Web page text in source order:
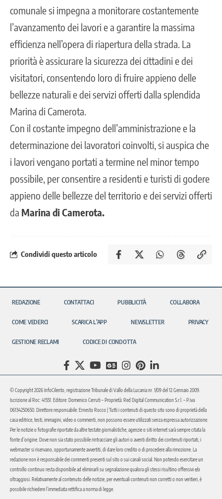
comunale si impegna a monitorare costantemente
l’avanzamento dei lavori e a garantire la massima
efficienza nell’opera di riapertura della strada. La
priorità è assicurare la sicurezza dei cittadini e dei
visitatori, consentendo loro di fruire appieno delle
bellezze naturali e dei servizi offerti dalla splendida
Marina di Camerota.
Con il costante impegno dell’amministrazione e la
determinazione dei lavoratori coinvolti, si auspica che
i lavori vengano portati a termine nel minor tempo
possibile, per consentire a residenti e turisti di godere
appieno delle bellezze del territorio e dei servizi offerti
da Marina di Camerota.
Condividi questo articolo
REDAZIONE CONTATTACI PUBBLICITÀ COLLABORA
COME VEDERCI SCARICA L’APP NEWSLETTER PRIVACY
GESTIONE RECLAMI CODICE DI CONDOTTA
© Copyright 2026 InfoCilento, registrazione Tribunale di Vallo della Lucania nr. 1/09 del 12 Gennaio 2009.
Iscrizione al Roc: 41551. Editore: Domenico Cerruti – Proprietà: Red Digital Communication S.r.l. – P.iva
06134250650. Direttore responsabile: Ernesto Rocco | Tutti i contenuti di questo sito sono di proprietà della
casa editrice, testi, immagini, video o commenti, non possono essere utilizzati senza espressa autorizzazione.
Per le notizie o fotografie riportate da altre testate giornalistiche, agenzie o siti internet sarà sempre citata la
fonte d’origine. Dove non sia stato possibile rintracciare gli autori o aventi diritto dei contenuti riportati, i
webmaster si riservano, opportunamente avvertiti, di dare loro credito o di procedere alla rimozione. La
redazione non è responsabile dei commenti presenti sul sito o sui canali social. Non potendo esercitare un
controllo continuo resta disponibile ad eliminarli su segnalazione qualora gli stessi risultino offensivi e/o
oltraggiosi. Relativamente al contenuto delle notizie, per eventuali contenuti non corretti o non veritieri, è
possibile richiedere l’immediata rettifica a norma di legge.